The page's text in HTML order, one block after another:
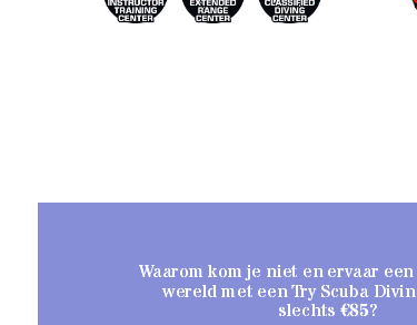
Waarom kom je niet en ervaar
wereld met een Try Scuba
slechts €85?